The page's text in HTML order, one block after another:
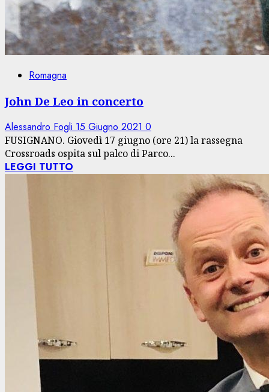
Romagna
John De Leo in concerto
Alessandro Fogli 15 Giugno 2021 0
FUSIGNANO. Giovedì 17 giugno (ore 21) la rassegna
Crossroads ospita sul palco di Parco...
LEGGI TUTTO